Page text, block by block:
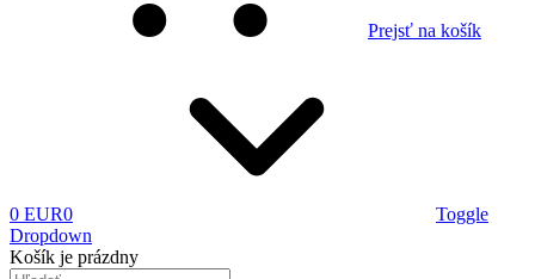
Prejsť na košík
0 EUR0
Toggle
Dropdown
Košík je prázdny